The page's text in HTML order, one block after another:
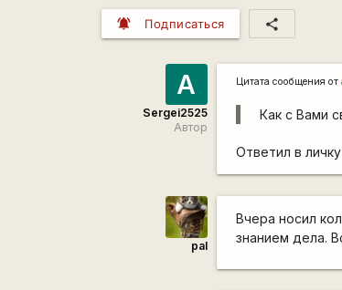
notifications_active Подписаться share
A
Sergei2525
Автор
Цитата сообщения от
Как с Вами
Ответил в личку
pal
Вчера носил
знанием дела.